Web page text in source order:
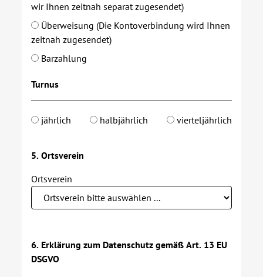
wir Ihnen zeitnah separat zugesendet)
Überweisung (Die Kontoverbindung wird Ihnen
zeitnah zugesendet)
Barzahlung
Turnus
jährlich halbjährlich vierteljährlich
5. Ortsverein
Ortsverein
6. Erklärung zum Datenschutz gemäß Art. 13 EU
DSGVO